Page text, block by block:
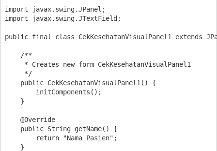
import javax.swing.JPanel;
import javax.swing.JTextField;
public final class CekKesehatanVisualPanel1 extends
    /**
     * Creates new form CekKesehatanVisualPanel1
     */
    public CekKesehatanVisualPanel1() {
        initComponents();
    }
    @Override
    public String getName() {
        return "Nama Pasien";
    }